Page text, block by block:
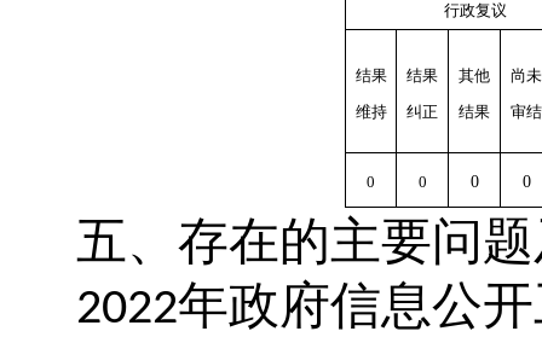
行政复议
结果
维持
结果
纠正
其他
结果
尚未
审结
0 0 0 0
五、存在的主要问
2022年政府信息公